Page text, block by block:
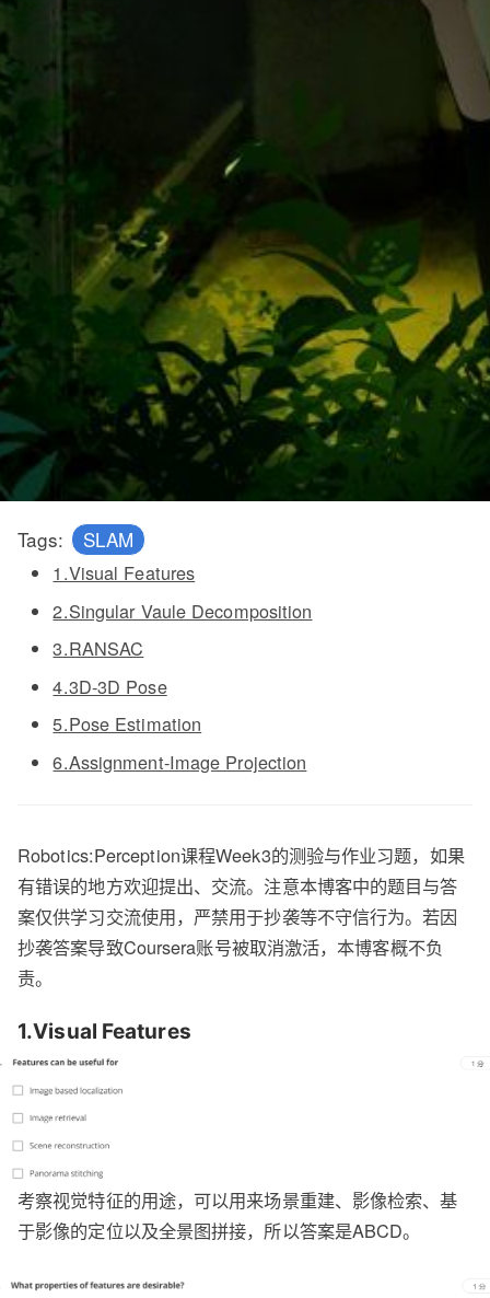
Tags: SLAM
1.Visual Features
2.Singular Vaule Decomposition
3.RANSAC
4.3D-3D Pose
5.Pose Estimation
6.Assignment-Image Projection
Robotics:Perception课程Week3的测验与作业习题，如果
有错误的地方欢迎提出、交流。注意本博客中的题目与答
案仅供学习交流使用，严禁用于抄袭等不守信行为。若因
抄袭答案导致Coursera账号被取消激活，本博客概不负
责。
1.Visual Features
考察视觉特征的用途，可以用来场景重建、影像检索、基
于影像的定位以及全景图拼接，所以答案是ABCD。